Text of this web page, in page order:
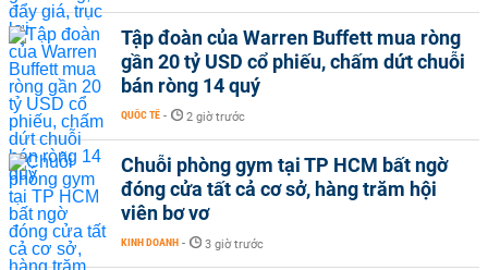
Tập đoàn của Warren Buffett mua ròng
gần 20 tỷ USD cổ phiếu, chấm dứt chuỗi
bán ròng 14 quý
QUỐC TẾ - 2 giờ trước
Chuỗi phòng gym tại TP HCM bất ngờ
đóng cửa tất cả cơ sở, hàng trăm hội
viên bơ vơ
KINH DOANH - 3 giờ trước